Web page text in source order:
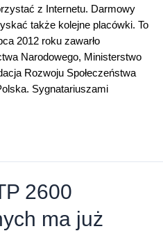
z Internetu. Darmowy
także kolejne placówki. To
2012 roku zawarło
Narodowego, Ministerstwo
Rozwoju Społeczeństwa
Sygnatariuszami
2600
ma już